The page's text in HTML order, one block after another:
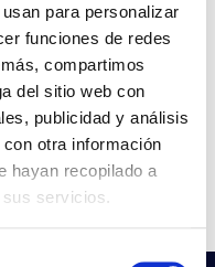
para personalizar
funciones de redes
compartimos
del sitio web con
publicidad y análisis
otra información
hayan recopilado a
servicios.
ERP
Ficha
Curva
–